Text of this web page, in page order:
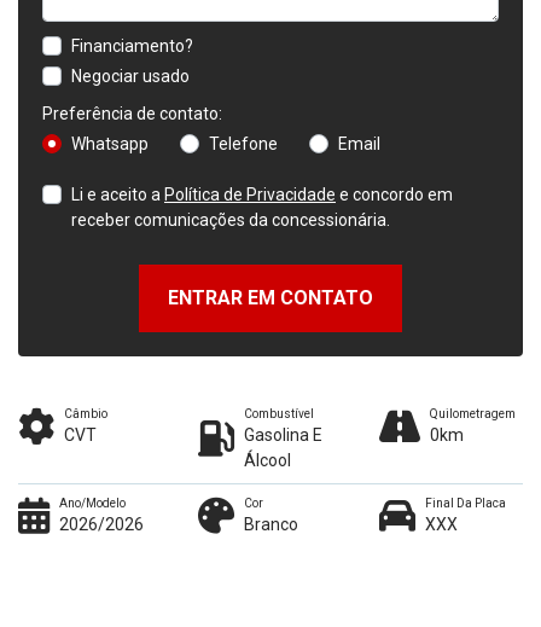
Financiamento?
Negociar usado
Preferência de contato:
Whatsapp
Telefone Email
Li e aceito a Política de Privacidade e concordo em
receber comunicações da concessionária.
ENTRAR EM CONTATO
Câmbio
CVT
Combustível
Gasolina E
Álcool
Quilometragem
0km
Ano/Modelo
2026/2026
Cor
Branco
Final Da Placa
XXX